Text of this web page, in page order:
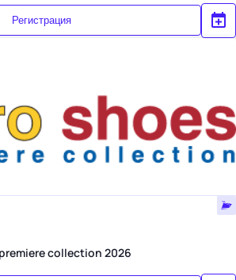
Регистрация
collection 2026